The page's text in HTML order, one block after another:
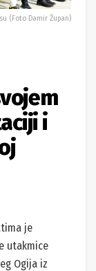
(Foto Damir Župan)
i
je
utakmice
Ogija iz